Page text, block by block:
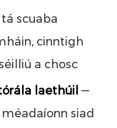
scuaba
cinntigh
a chosc
laethúil —
siad